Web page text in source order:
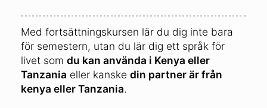
Med fortsättningskursen lär du dig inte bara
för semestern, utan du lär dig ett språk för
livet som du kan använda i Kenya eller
Tanzania eller kanske din partner är från
kenya eller Tanzania.